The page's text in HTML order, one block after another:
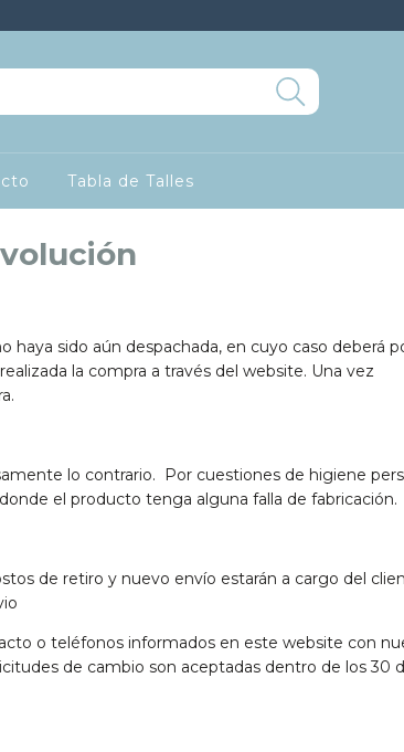
Tabla de Talles
haya sido aún despachada, en cuyo caso deberá
la compra a través del website. Una vez
lo contrario. Por cuestiones de higiene
el producto tenga alguna falla de fabricación.
de retiro y nuevo envío estarán a cargo del
o teléfonos informados en este website con
de cambio son aceptadas dentro de los 30